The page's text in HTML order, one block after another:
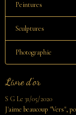
Peintures
Sculptures
Photographie
Livre d'or
S G Le 31/05/2020
J'aime beaucoup "Vers",